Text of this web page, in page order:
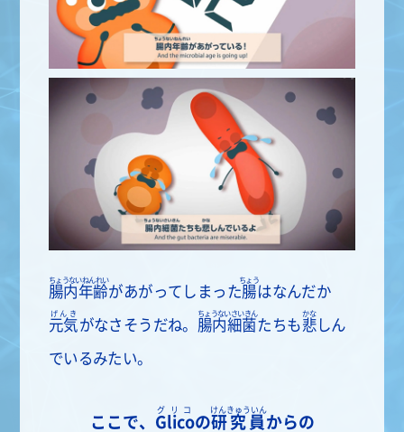
腸内年齢
ちょうないねんれい
があがってしまった腸
ちょう
はなんだか
元気
げんき
がなさそうだね。 腸内細菌
ちょうないさいきん
たちも悲
かな
しん
でいるみたい。
ここで、 Glico
グリコ
の研究員
けんきゅういん
からの